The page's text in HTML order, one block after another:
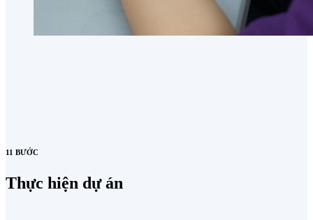
11 BƯỚC
Thực hiện dự án